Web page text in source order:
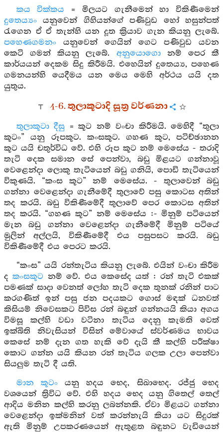
කය වික්කය = මිලයට ගැනීමෙන් හා විකිණීමෙන්
දුතෙය්‍යං යනුවෙන් ගිහියන්ගේ පණිවුඩ හෝ හසුන්පත්
රැගෙන ඒ ඒ තැන්හි යන දූත ක්‍රියාව ගැන කියනු ලැබේ.
පහෙණගමනං යනුවෙන් ගෙයින් ගෙට පණිවුඩ යවන
කෙටි ගමන් කියනු ලැබේ. අනුයොගොනම් පෙර කී
කාර්යයන් දෙකම සිදු කිරීමයි. එහෙයින් දුතෙය්‍ය, පහෙණ
ගමනයන්හි යෙදීමය යන මෙය මෙහි අර්ථය යයි දත
යුතුය.
4-6. තුලාකූටාදි සූත්‍ර වර්ණනා
තුලාකූටා දීසු = කූට නම් වංචා කිරීමයි. මෙහිදී “තුලා
කූටං” යනු රූපකූට. කංසකූට. ගහණ කූට, පටිච්ඡානන
කූට යයි චතුර්විධ වේ. එහි රූප කූට නම් මෙසේය - තරාදි
තැටි දෙක සමාන සේ පෙන්වා, බඩු මිළයට ගන්නාවූ
වෙළෙන්දා ලොකු තැටියෙන් බඩු ගනියි, පොඩි තැටියෙන්
විකුණයි. “කංස කූට” නම් මෙසේය. - තුලාවෙන් බඩු
ගන්නා වෙළෙන්දා ගැනීමේදී තුලාවේ පසු කොටස අතින්
තද කරයි. බඩු විකිණීමේදී තුලාවේ පෙර කොටස අතින්
තද කරයි. “ගහණ කූට” නම් මෙසේය :- මිනුම් පටියෙන්
මැන බඩු ගන්නා වෙළෙන්දා ගැනීමේදී මිනුම් පටියේ
මුලින් අල්ලයි, විකිණීමේදී එය පසුපසට කරයි. බඩු
විකිණීමේදී එය පෙරට කරයි.
“කංස” යයි රන්තැටිය කියනු ලැබේ. එයින් වංචා කිරීම
දකංසකූට නම් වේ. එය කෙසේද යත් : රන් තැටි එකක්
පමණක් සාදා වෙනත් ලෝහ තැටි දෙක තුනක් රනින් පාට
කරගණිත් ඉන් පසු ජන පදයකට ගොස් මඳක් ධනවත්
කිසියම් නිවෙසකට පිවිස රන් බඳුන් ගන්නයයි කියා අගය
විමසූ කල්හි වඩා වටිනා තැටිය දෙනු කැමති වෙත්
ඉක්බිති නිවැසියන් විසින් මේවායේ ස්වර්ණමය භාවය
කෙසේ නම් දැන ගත හැකි වේ දැයි කී කල්හි පරීක්ෂා
කොට ගන්න යයි කියන රන් තැටිය ගලක උලා පෙන්වා
සියලුම තැටි දී යති.
මාන කූටංයනු හදය භෙද, සිඛාභෙද. රජ්ජු භෙද
වශයෙන් ත්‍රිවිධ වේ. එහි හදය භෙද යනු ගිතෙල් තෙල්
ආදිය මනින කල්හි කරනු ලබන්නකි. ඒවා මිළයට ගන්නා
වෙළෙන්දා ඉක්මනින් වත් කරන්නැයි කියා යට සිදුරක්
ඇති මිනුම් උපකරණයෙන් ඇතුළත බඳුනට වැඩියෙන්